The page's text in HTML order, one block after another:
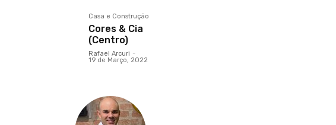
Casa e Construção
Cores & Cia
(Centro)
Rafael Arcuri -
19 de Março, 2022